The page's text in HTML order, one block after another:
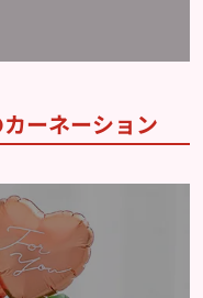
ーネーション